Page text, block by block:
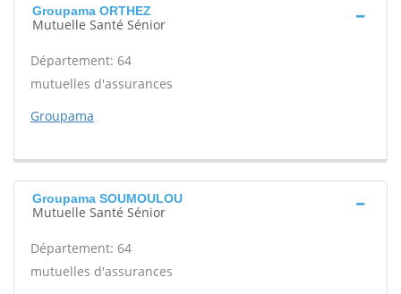
Groupama ORTHEZ
Mutuelle Santé Sénior
Département: 64
mutuelles d'assurances
Groupama
Groupama SOUMOULOU
Mutuelle Santé Sénior
Département: 64
mutuelles d'assurances